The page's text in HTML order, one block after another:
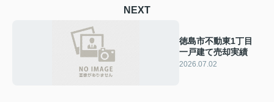
NEXT
徳島市不動東1丁目
一戸建て売却実績
2026.07.02